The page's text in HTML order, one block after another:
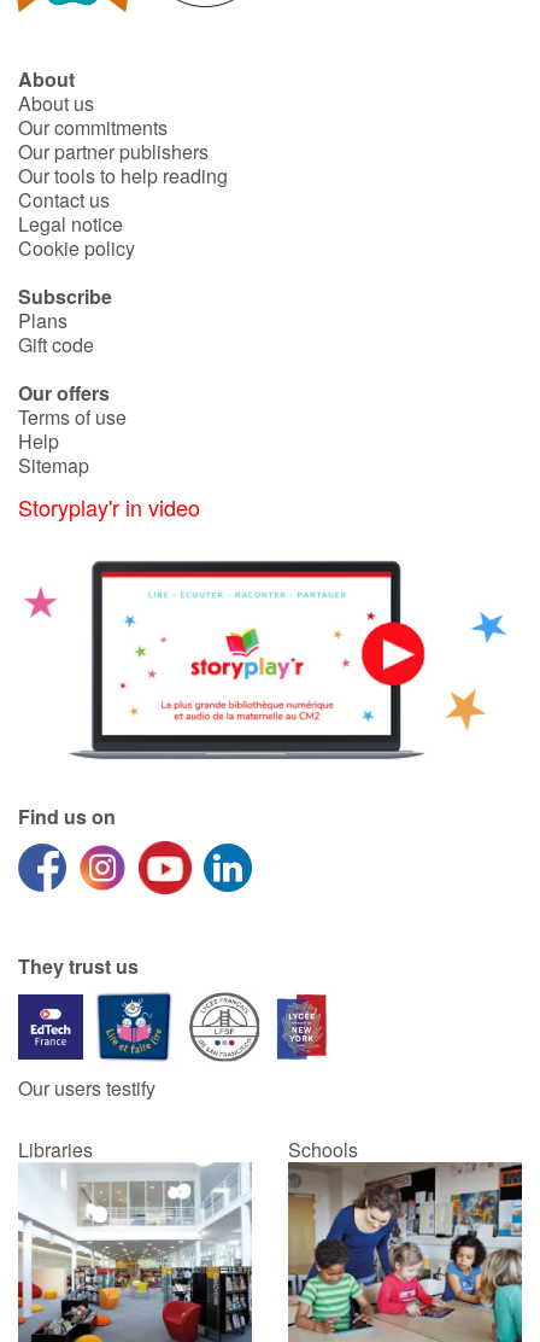
About
About us
Our commitments
Our partner publishers
Our tools to help reading
Contact us
Legal notice
Cookie policy
Subscribe
Plans
Gift code
Our offers
Terms of use
Help
Sitemap
Storyplay'r in video
Find us on
They trust us
Our users testify
Libraries Schools